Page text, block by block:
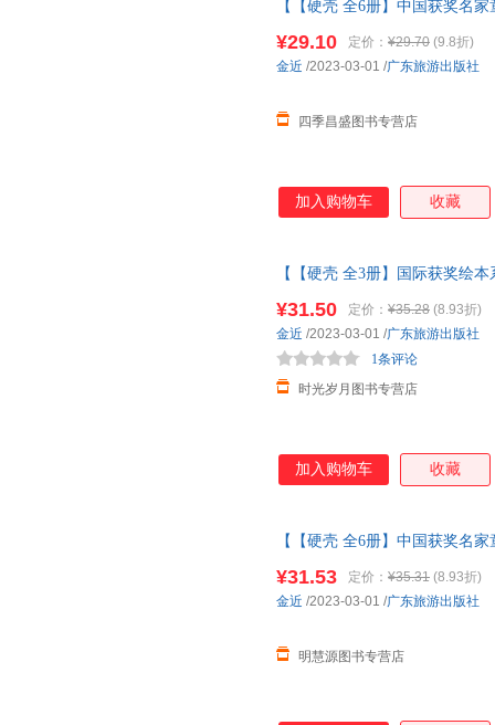
【【硬壳 全6册】中国获奖名
¥29.10 定价： ¥29.70 (9.8折)
四季昌盛图书专营店
金近 /2023-03-01 /广东旅游出版社
加入购物车 收藏
【【硬壳 全3册】国际获奖绘
系列
¥31.50 定价： ¥35.28 (8.93折)
时光岁月图书专营店
1条评论
金近 /2023-03-01 /广东旅游出版社
加入购物车 收藏
【【硬壳 全6册】中国获奖名
话绘本
¥31.53 定价： ¥35.31 (8.93折)
明慧源图书专营店
金近 /2023-03-01 /广东旅游出版社